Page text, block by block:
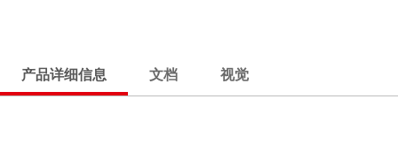
产品详细信息 文档 视觉